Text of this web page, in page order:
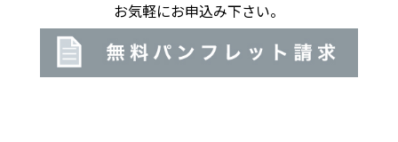
お気軽にお申込み下さい。